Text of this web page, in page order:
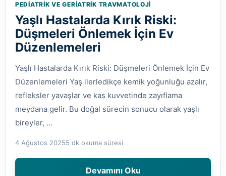
PEDIATRIK VE GERIATRIK TRAVMATOLOJI
Yaşlı Hastalarda Kırık Riski:
Düşmeleri Önlemek İçin Ev
Düzenlemeleri
Yaşlı Hastalarda Kırık Riski: Düşmeleri Önlemek İçin Ev
Düzenlemeleri Yaş ilerledikçe kemik yoğunluğu azalır,
refleksler yavaşlar ve kas kuvvetinde zayıflama
meydana gelir. Bu doğal sürecin sonucu olarak yaşlı
bireyler, ...
4 Ağustos 20255 dk okuma süresi
Devamını Oku